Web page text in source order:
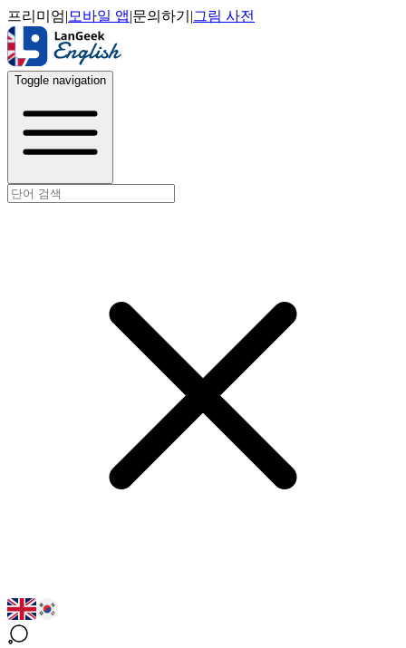
프리미엄| 모바일 앱|문의하기 |그림 사전
Toggle navigation